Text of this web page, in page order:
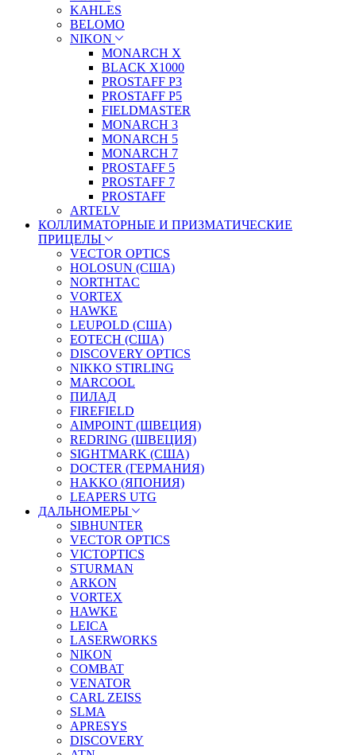
KAHLES
BELOMO
NIKON
MONARCH X
BLACK X1000
PROSTAFF P3
PROSTAFF P5
FIELDMASTER
MONARCH 3
MONARCH 5
MONARCH 7
PROSTAFF 5
PROSTAFF 7
PROSTAFF
ARTELV
КОЛЛИМАТОРНЫЕ И ПРИЗМАТИЧЕСКИЕ
ПРИЦЕЛЫ
VECTOR OPTICS
HOLOSUN (США)
NORTHTAC
VORTEX
HAWKE
LEUPOLD (США)
EOTECH (США)
DISCOVERY OPTICS
NIKKO STIRLING
MARCOOL
ПИЛАД
FIREFIELD
AIMPOINT (ШВЕЦИЯ)
REDRING (ШВЕЦИЯ)
SIGHTMARK (США)
DOCTER (ГЕРМАНИЯ)
HAKKO (ЯПОНИЯ)
LEAPERS UTG
ДАЛЬНОМЕРЫ
SIBHUNTER
VECTOR OPTICS
VICTOPTICS
STURMAN
ARKON
VORTEX
HAWKE
LEICA
LASERWORKS
NIKON
COMBAT
VENATOR
CARL ZEISS
SLMA
APRESYS
DISCOVERY